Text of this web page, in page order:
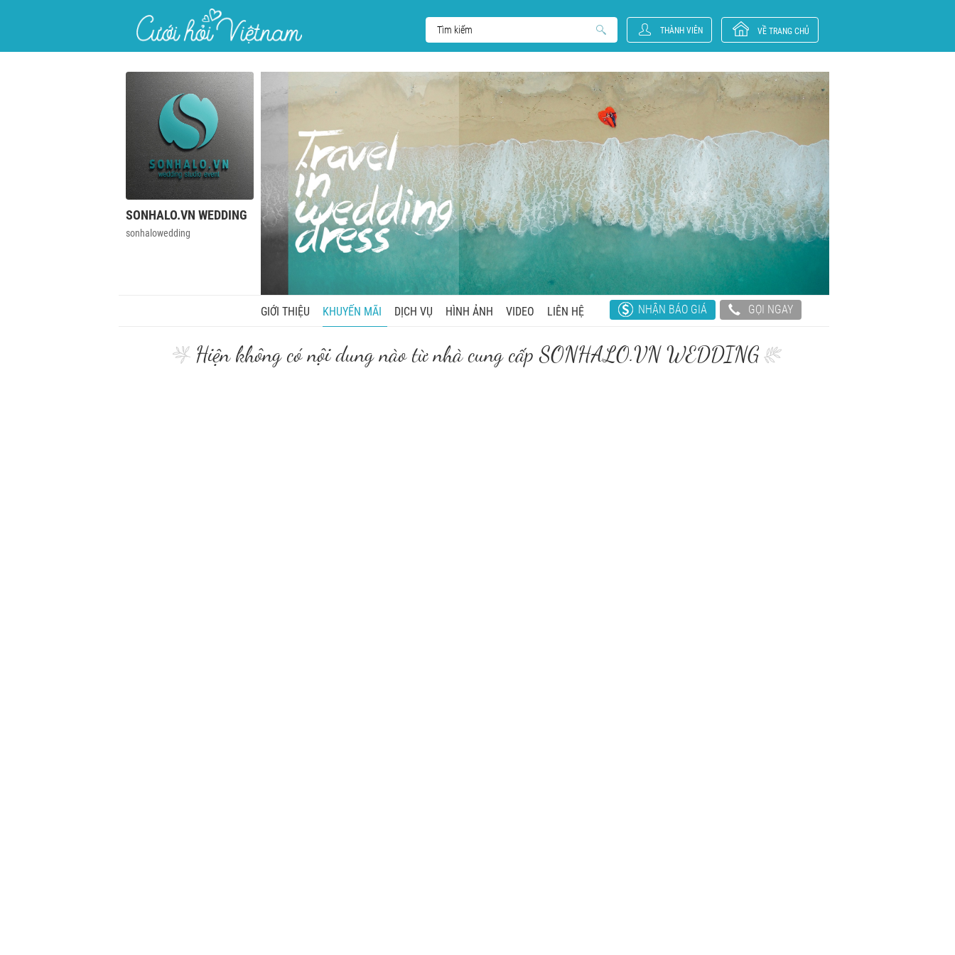
THÀNH VIÊN VỀ TRANG CHỦ
SONHALO.VN WEDDING
sonhalowedding
GIỚI THIỆU KHUYẾN MÃI DỊCH VỤ HÌNH ẢNH VIDEO LIÊN HỆ NHẬN BÁO GIÁ GỌI NGAY
Hiện không có nội dung nào từ nhà cung cấp SONHALO.VN WEDDING